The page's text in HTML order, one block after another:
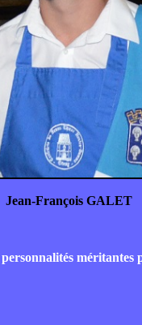
Jean-François GALET
méritantes